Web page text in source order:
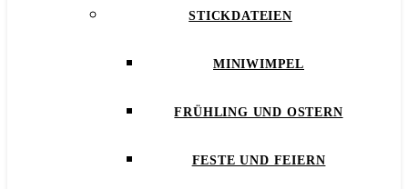
STICKDATEIEN
MINIWIMPEL
FRÜHLING UND OSTERN
FESTE UND FEIERN